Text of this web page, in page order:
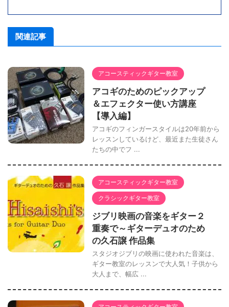
関連記事
アコースティックギター教室
アコギのためのピックアップ
＆エフェクター使い方講座
【導入編】
アコギのフィンガースタイルは20年前から
レッスンしているけど、最近また生徒さん
たちの中でフ ...
アコースティックギター教室
クラシックギター教室
ジブリ映画の音楽をギター２
重奏で～ギターデュオのため
の久石譲 作品集
スタジオジブリの映画に使われた音楽は、
ギター教室のレッスンで大人気！子供から
大人まで、幅広 ...